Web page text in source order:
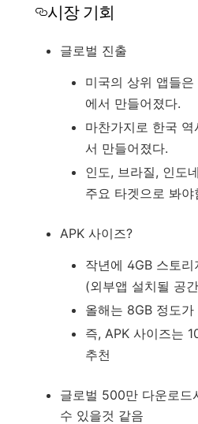
시장 기회
글로벌 진출
미국의 상위 앱들
에서 만들어졌다.
마찬가지로 한국
서 만들어졌다.
인도, 브라질, 인도
주요 타겟으로 봐야
APK 사이즈?
작년에 4GB 스토
(외부앱 설치될 공
올해는 8GB 정도
즉, APK 사이즈는
추천
글로벌 500만 다운로드
수 있을것 같음